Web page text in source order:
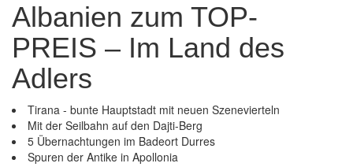
Albanien zum TOP-
PREIS – Im Land des
Adlers
Tirana - bunte Hauptstadt mit neuen Szenevierteln
Mit der Seilbahn auf den Dajti-Berg
5 Übernachtungen im Badeort Durres
Spuren der Antike in Apollonia